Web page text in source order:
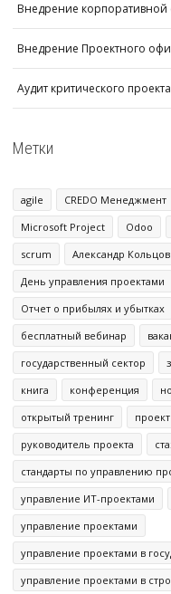
Внедрение корпоративной
Внедрение Проектного
Аудит критического проекта
Метки
agile CREDO Менеджмент
Microsoft Project
Odoo
scrum
Александр Кольцов
День управления проектами
Отчет о прибылях и убытках
бесплатный вебинар
государственный сектор
книга
конференция
открытый тренинг
проект
руководитель проекта
стандарты по управлению
управление ИТ-проектами
управление проектами
управление проектами в
управление проектами в